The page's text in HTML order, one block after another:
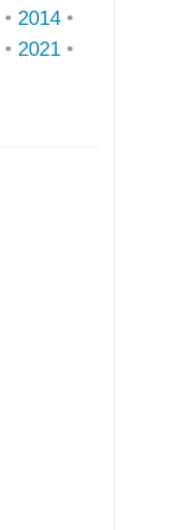
• 2014 •
• 2021 •